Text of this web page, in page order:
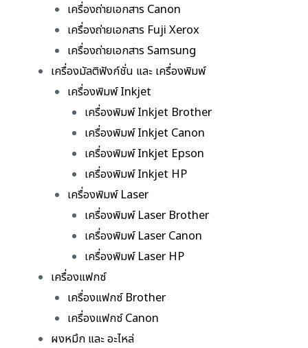
เครื่องถ่ายเอกสาร Canon
เครื่องถ่ายเอกสาร Fuji Xerox
เครื่องถ่ายเอกสาร Samsung
เครื่องมัลติฟังก์ชั่น และ เครื่องพิมพ์
เครื่องพิมพ์ Inkjet
เครื่องพิมพ์ Inkjet Brother
เครื่องพิมพ์ Inkjet Canon
เครื่องพิมพ์ Inkjet Epson
เครื่องพิมพ์ Inkjet HP
เครื่องพิมพ์ Laser
เครื่องพิมพ์ Laser Brother
เครื่องพิมพ์ Laser Canon
เครื่องพิมพ์ Laser HP
เครื่องแฟกซ์
เครื่องแฟกซ์ Brother
เครื่องแฟกซ์ Canon
ผงหมึก และ อะไหล่